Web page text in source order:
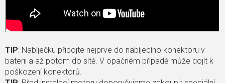
TIP: Nabíječku připojte nejprve do nabíjecího konektoru v
baterii a až potom do sítě. V opačném případě může dojít k
poškození konektorů.